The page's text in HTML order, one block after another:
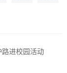
进校园活动